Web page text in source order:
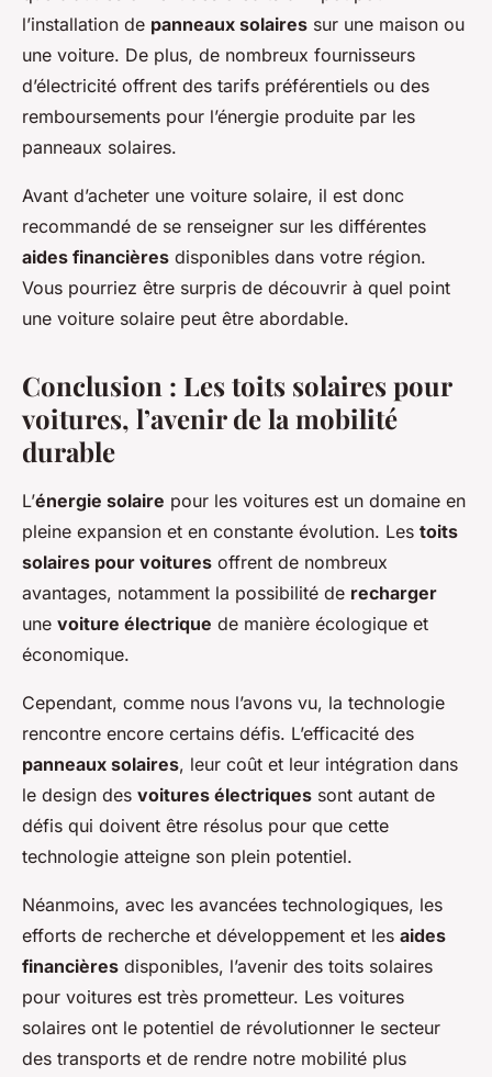
l’installation de panneaux solaires sur une maison ou
une voiture. De plus, de nombreux fournisseurs
d’électricité offrent des tarifs préférentiels ou des
remboursements pour l’énergie produite par les
panneaux solaires.
Avant d’acheter une voiture solaire, il est donc
recommandé de se renseigner sur les différentes
aides financières disponibles dans votre région.
Vous pourriez être surpris de découvrir à quel point
une voiture solaire peut être abordable.
Conclusion : Les toits solaires pour
voitures, l’avenir de la mobilité
durable
L’énergie solaire pour les voitures est un domaine en
pleine expansion et en constante évolution. Les toits
solaires pour voitures offrent de nombreux
avantages, notamment la possibilité de recharger
une voiture électrique de manière écologique et
économique.
Cependant, comme nous l’avons vu, la technologie
rencontre encore certains défis. L’efficacité des
panneaux solaires, leur coût et leur intégration dans
le design des voitures électriques sont autant de
défis qui doivent être résolus pour que cette
technologie atteigne son plein potentiel.
Néanmoins, avec les avancées technologiques, les
efforts de recherche et développement et les aides
financières disponibles, l’avenir des toits solaires
pour voitures est très prometteur. Les voitures
solaires ont le potentiel de révolutionner le secteur
des transports et de rendre notre mobilité plus